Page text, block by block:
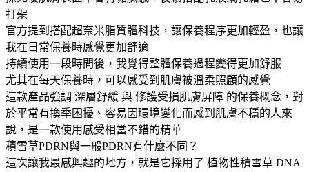
打架
官方提到搭配超奈米脂質體科技，讓保養程序更加輕盈，也讓
我在日常保養時感覺更加舒適
持續使用一段時間後，我覺得整體保養過程變得更加舒服
尤其在每天保養時，可以感受到肌膚被溫柔照顧的感覺
這款產品強調 深層舒緩 與 修護受損肌膚屏障 的保養概念，對
於平常有換季困擾、容易因環境變化而感到肌膚不穩的人來
說，是一款使用感受相當不錯的精華
積雪草PDRN與一般PDRN有什麼不同？
這次讓我最感興趣的地方，就是它採用了 植物性積雪草 DNA